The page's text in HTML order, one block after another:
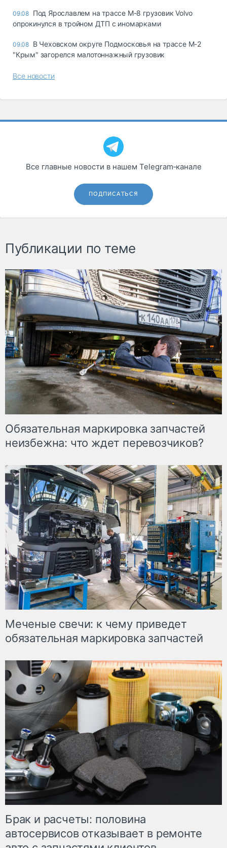
09.08 Под Ярославлем на трассе М-8 грузовик Volvo
опрокинулся в тройном ДТП с иномарками
09.08 В Чеховском округе Подмосковья на трассе М-2
"Крым" загорелся малотоннажный грузовик
Все новости
Все главные новости в нашем Telegram‑канале
ПОДПИСАТЬСЯ
Публикации по теме
Обязательная маркировка запчастей
неизбежна: что ждет перевозчиков?
Меченые свечи: к чему приведет
обязательная маркировка запчастей
Брак и расчеты: половина
автосервисов отказывает в ремонте